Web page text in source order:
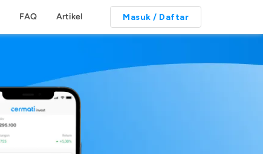
FAQ Artikel Masuk / Daftar